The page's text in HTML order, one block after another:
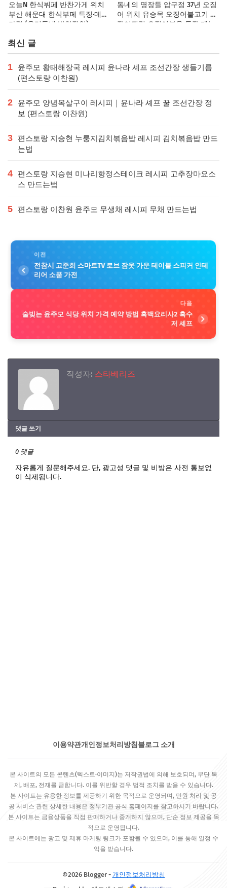
오늘N 한식뷔페 반찬가게 위치
부산 해운대 한식부페 특징·메뉴·
가격 (우리동네 반찬장인)
동네의 명장들 압구정 37년 오징
어 위치 유승목 오징어불고기 오
징어튀김 오징어볶음 특징·메뉴·
최신 글
1
윤주모 황태해장국 레시피 윤나라 셰프 조선간장 생들기름
(편스토랑 이찬원)
2
윤주모 양념목살구이 레시피｜윤나라 셰프 꿀 조선간장 정
보 (편스토랑 이찬원)
3
편스토랑 지승현 누룽지김치볶음밥 레시피 김치볶음밥 만드
는법
4
편스토랑 지승현 미나리항정스테이크 레시피 고추장마요소
스 만드는법
5 편스토랑 이찬원 윤주모 무생채 레시피 무채 만드는법
이전
전참시 고준희 스마트TV 로브 잠옷 가운 테이블 스피커 인테
리어 소품 가전
다음
술빚는 윤주모 식당 위치 가격 예약 방법 흑백요리사2 흑수
저 셰프
작성자: 스타베리즈
댓글 쓰기
0 댓글
자유롭게 질문해주세요. 단, 광고성 댓글 및 비방은 사전 통보없
이 삭제됩니다.
이용약관개인정보처리방침 블로그 소개
본 사이트의 모든 콘텐츠(텍스트·이미지)는 저작권법에 의해 보호되며, 무단 복
제, 배포, 전재를 금합니다. 이를 위반할 경우 법적 조치를 받을 수 있습니다.
본 사이트는 유용한 정보를 제공하기 위한 목적으로 운영되며, 민원 처리 및 공
공 서비스 관련 상세한 내용은 정부기관 공식 홈페이지를 참고하시기 바랍니다.
본 사이트는 금융상품을 직접 판매하거나 중개하지 않으며, 단순 정보 제공을 목
적으로 운영됩니다.
본 사이트에는 광고 및 제휴 마케팅 링크가 포함될 수 있으며, 이를 통해 일정 수
익을 받습니다.
©2026 Blogger - 개인정보처리방침